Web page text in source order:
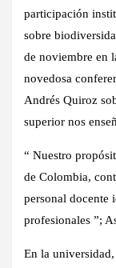
participación
sobre
de noviembre en
novedosa
Andrés Quiroz
superior nos
“ Nuestro
de Colombia,
personal docente
profesionales ”;
En la